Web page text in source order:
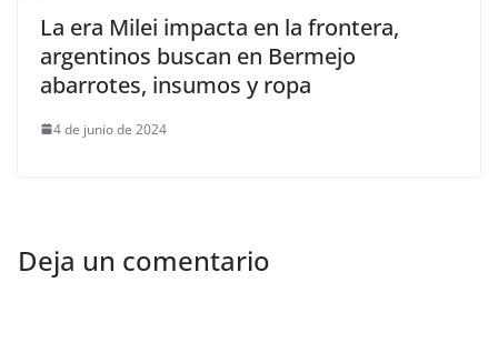
La era Milei impacta en la frontera,
argentinos buscan en Bermejo
abarrotes, insumos y ropa
4 de junio de 2024
Deja un comentario